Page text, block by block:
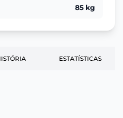
85 kg
ESTATÍSTICAS